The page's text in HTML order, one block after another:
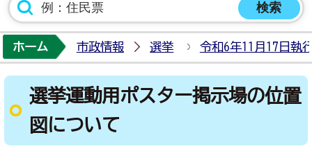
ホーム 市政情報 選挙 令和6年11月17日執
選挙運動用ポスター掲示場の位置
図について